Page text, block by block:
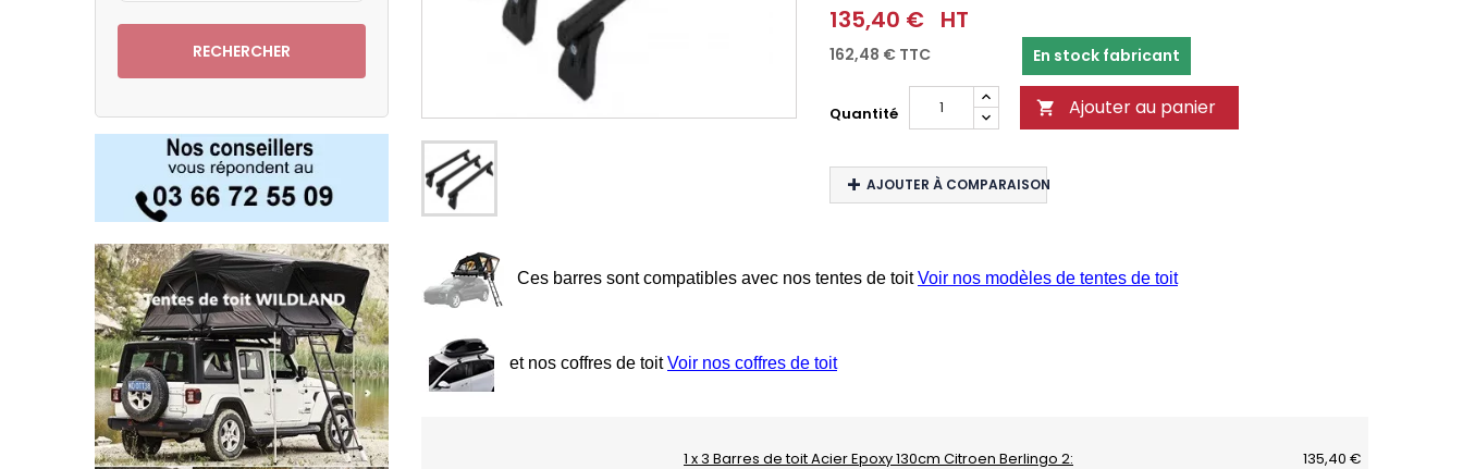
RECHERCHER
135,40 € HT
162,48 € TTC En stock fabricant
Quantité  Ajouter au panier
AJOUTER À COMPARAISON
Ces barres sont compatibles avec nos tentes de toitVoir nos modèles de tentes de toit
et nos coffres de toitVoir nos coffres de toit
1 x 3 Barres de toit Acier Epoxy 130cm Citroen Berlingo 2:
135,40 €